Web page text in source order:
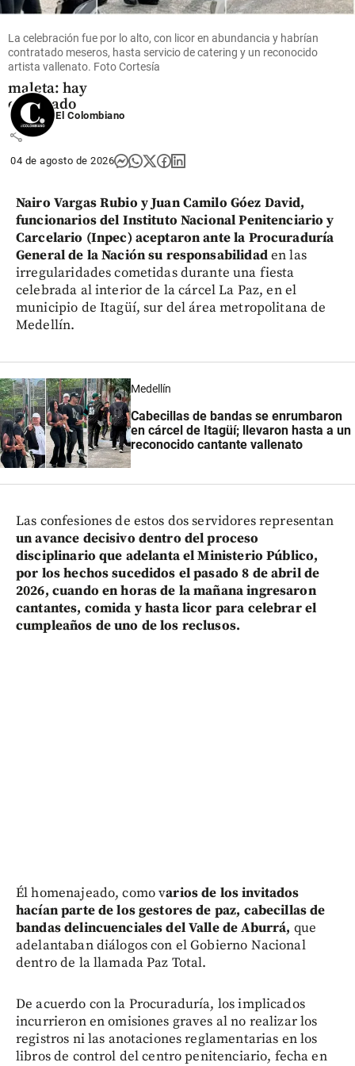
En Grecia
muerta a
una mujer
en una
maleta: hay
capturado
share
La celebración fue por lo alto, con licor en abundancia y habrían
contratado meseros, hasta servicio de catering y un reconocido
artista vallenato. Foto Cortesía
El Colombiano
04 de agosto de 2026
Nairo Vargas Rubio y Juan Camilo Góez David,
funcionarios del Instituto Nacional Penitenciario y
Carcelario (Inpec) aceptaron ante la Procuraduría
General de la Nación su responsabilidaden las
irregularidades cometidas durante una fiesta
celebrada al interior de la cárcel La Paz, en el
municipio de Itagüí, sur del área metropolitana de
Medellín.
Medellín
Cabecillas de bandas se enrumbaron
en cárcel de Itagüí; llevaron hasta a un
reconocido cantante vallenato
Las confesiones de estos dos servidores representan
un avance decisivo dentro del proceso
disciplinario que adelanta el Ministerio Público,
por los hechos sucedidos el pasado 8 de abril de
2026, cuando en horas de la mañana ingresaron
cantantes, comida y hasta licor para celebrar el
cumpleaños de uno de los reclusos.
Él homenajeado, como varios de los invitados
hacían parte de los gestores de paz, cabecillas de
bandas delincuenciales del Valle de Aburrá, que
adelantaban diálogos con el Gobierno Nacional
dentro de la llamada Paz Total.
De acuerdo con la Procuraduría, los implicados
incurrieron en omisiones graves al no realizar los
registros ni las anotaciones reglamentarias en los
libros de control del centro penitenciario, fecha en